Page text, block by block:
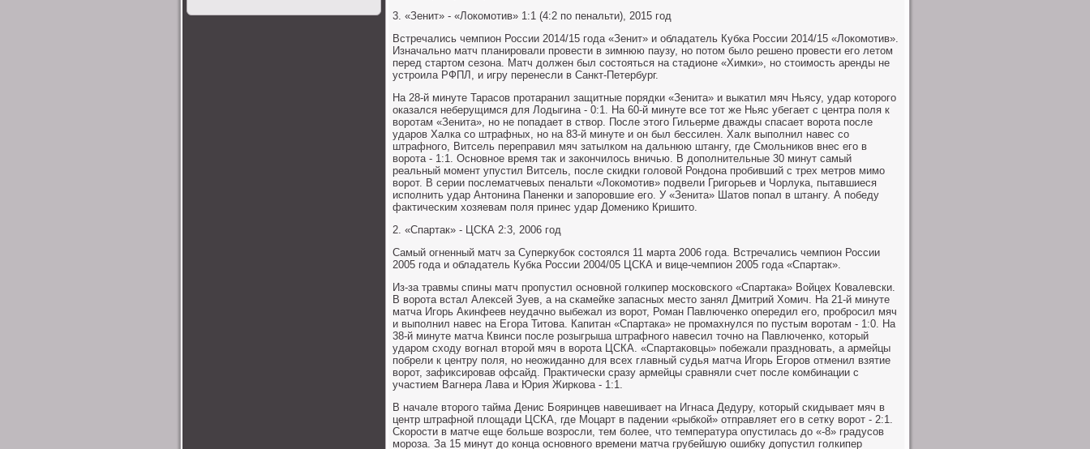
3. «Зенит» - «Локомотив» 1:1 (4:2 по пенальти), 2015 год
Встречались чемпион России 2014/15 года «Зенит» и обладатель Кубка России 2014/15 «Локомотив».
Изначально матч планировали провести в зимнюю паузу, но потом было решено провести его летом
перед стартом сезона. Матч должен был состояться на стадионе «Химки», но стоимость аренды не
устроила РФПЛ, и игру перенесли в Санкт-Петербург.
На 28-й минуте Тарасов протаранил защитные порядки «Зенита» и выкатил мяч Ньясу, удар которого
оказался неберущимся для Лодыгина - 0:1. На 60-й минуте все тот же Ньяс убегает с центра поля к
воротам «Зенита», но не попадает в створ. После этого Гильерме дважды спасает ворота после
ударов Халка со штрафных, но на 83-й минуте и он был бессилен. Халк выполнил навес со
штрафного, Витсель переправил мяч затылком на дальнюю штангу, где Смольников внес его в
ворота - 1:1. Основное время так и закончилось вничью. В дополнительные 30 минут самый
реальный момент упустил Витсель, после скидки головой Рондона пробивший с трех метров мимо
ворот. В серии послематчевых пенальти «Локомотив» подвели Григорьев и Чорлука, пытавшиеся
исполнить удар Антонина Паненки и запоровшие его. У «Зенита» Шатов попал в штангу. А победу
фактическим хозяевам поля принес удар Доменико Кришито.
2. «Спартак» - ЦСКА 2:3, 2006 год
Самый огненный матч за Суперкубок состоялся 11 марта 2006 года. Встречались чемпион России
2005 года и обладатель Кубка России 2004/05 ЦСКА и вице-чемпион 2005 года «Спартак».
Из-за травмы спины матч пропустил основной голкипер московского «Спартака» Войцех Ковалевски.
В ворота встал Алексей Зуев, а на скамейке запасных место занял Дмитрий Хомич. На 21-й минуте
матча Игорь Акинфеев неудачно выбежал из ворот, Роман Павлюченко опередил его, пробросил мяч
и выполнил навес на Егора Титова. Капитан «Спартака» не промахнулся по пустым воротам - 1:0. На
38-й минуте матча Квинси после розыгрыша штрафного навесил точно на Павлюченко, который
ударом сходу вогнал второй мяч в ворота ЦСКА. «Спартаковцы» побежали праздновать, а армейцы
побрели к центру поля, но неожиданно для всех главный судья матча Игорь Егоров отменил взятие
ворот, зафиксировав офсайд. Практически сразу армейцы сравняли счет после комбинации с
участием Вагнера Лава и Юрия Жиркова - 1:1.
В начале второго тайма Денис Бояринцев навешивает на Игнаса Дедуру, который скидывает мяч в
центр штрафной площади ЦСКА, где Моцарт в падении «рыбкой» отправляет его в сетку ворот - 2:1.
Скорости в матче еще больше возросли, тем более, что температура опустилась до «-8» градусов
мороза. За 15 минут до конца основного времени матча грубейшую ошибку допустил голкипер